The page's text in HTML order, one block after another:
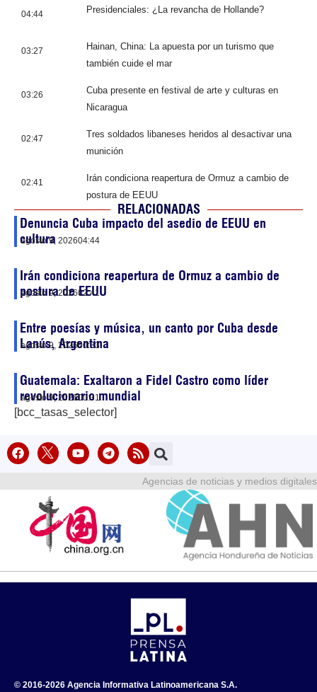
04:44 Presidenciales: ¿La revancha de Hollande?
03:27
Hainan, China: La apuesta por un turismo que
también cuide el mar
03:26
Cuba presente en festival de arte y culturas en
Nicaragua
02:47
Tres soldados libaneses heridos al desactivar una
munición
02:41
Irán condiciona reapertura de Ormuz a cambio de
postura de EEUU
RELACIONADAS
Denuncia Cuba impacto del asedio de EEUU en
cultura
agosto 9, 202604:44
Irán condiciona reapertura de Ormuz a cambio de
postura de EEUU
agosto 9, 202602:41
Entre poesías y música, un canto por Cuba desde
Lanús, Argentina
agosto 9, 202600:33
Guatemala: Exaltaron a Fidel Castro como líder
revolucionario mundial
agosto 9, 202600:31
[bcc_tasas_selector]
Agencias de noticias y medios digitales
© 2016-2026 Agencia Informativa Latinoamericana S.A.